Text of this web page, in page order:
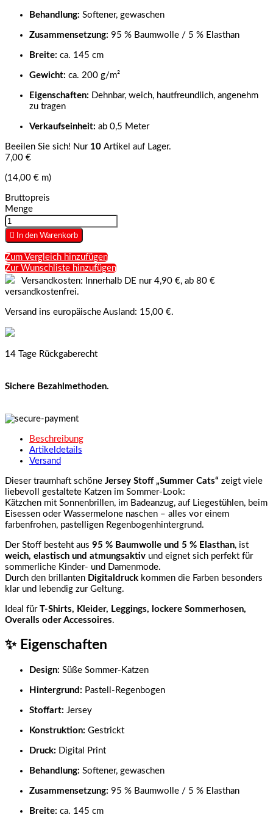
Behandlung: Softener, gewaschen
Zusammensetzung: 95 % Baumwolle / 5 % Elasthan
Breite: ca. 145 cm
Gewicht: ca. 200 g/m²
Eigenschaften: Dehnbar, weich, hautfreundlich, angenehm
zu tragen
Verkaufseinheit: ab 0,5 Meter
Beeilen Sie sich! Nur 10 Artikel auf Lager.
7,00 €
(14,00 € m)
Bruttopreis
Menge
 In den Warenkorb
Zum Vergleich hinzufügen
Zur Wunschliste hinzufügen
Versandkosten: Innerhalb DE nur 4,90 €, ab 80 €
versandkostenfrei.
Versand ins europäische Ausland: 15,00 €.
14 Tage Rückgaberecht
Sichere Bezahlmethoden.
Beschreibung
Artikeldetails
Versand
Dieser traumhaft schöne Jersey Stoff „Summer Cats“ zeigt viele
liebevoll gestaltete Katzen im Sommer-Look:
Kätzchen mit Sonnenbrillen, im Badeanzug, auf Liegestühlen, beim
Eisessen oder Wassermelone naschen – alles vor einem
farbenfrohen, pastelligen Regenbogenhintergrund.
Der Stoff besteht aus 95 % Baumwolle und 5 % Elasthan, ist
weich, elastisch und atmungsaktiv und eignet sich perfekt für
sommerliche Kinder- und Damenmode.
Durch den brillanten Digitaldruck kommen die Farben besonders
klar und lebendig zur Geltung.
Ideal für T-Shirts, Kleider, Leggings, lockere Sommerhosen,
Overalls oder Accessoires.
✨ Eigenschaften
Design: Süße Sommer-Katzen
Hintergrund: Pastell-Regenbogen
Stoffart: Jersey
Konstruktion: Gestrickt
Druck: Digital Print
Behandlung: Softener, gewaschen
Zusammensetzung: 95 % Baumwolle / 5 % Elasthan
Breite: ca. 145 cm